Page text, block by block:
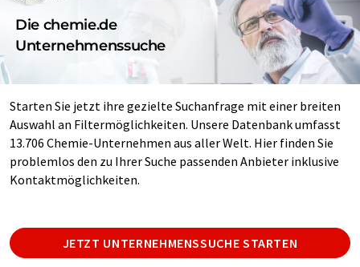
Die chemie.de
Unternehmenssuche
Starten Sie jetzt ihre gezielte Suchanfrage mit einer breiten
Auswahl an Filtermöglichkeiten. Unsere Datenbank umfasst
13.706 Chemie-Unternehmen aus aller Welt. Hier finden Sie
problemlos den zu Ihrer Suche passenden Anbieter inklusive
Kontaktmöglichkeiten.
JETZT UNTERNEHMENSSUCHE STARTEN